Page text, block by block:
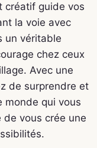
créatif guide vos
la voie avec
un véritable
chez ceux
Avec une
de surprendre et
monde qui vous
de vous crée une